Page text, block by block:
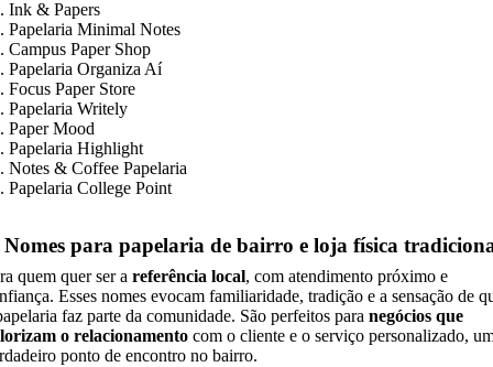
Ink & Papers
Papelaria Minimal Notes
Campus Paper Shop
Papelaria Organiza Aí
Focus Paper Store
Papelaria Writely
Paper Mood
Papelaria Highlight
Notes & Coffee Papelaria
Papelaria College Point
Nomes para papelaria de bairro e loja física
quem quer ser a referência local, com atendimento próximo e
Esses nomes evocam familiaridade, tradição e a sensação de
faz parte da comunidade. São perfeitos para negócios que
o relacionamento com o cliente e o serviço personalizado,
ponto de encontro no bairro.